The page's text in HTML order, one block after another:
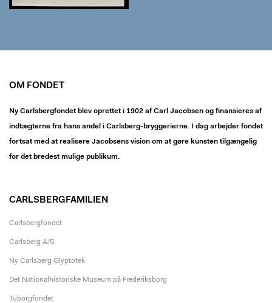
OM FONDET
Ny Carlsbergfondet blev oprettet i 1902 af Carl Jacobsen og finansieres af
indtægterne fra hans andel i Carlsberg-bryggerierne. I dag arbejder fondet
fortsat med at realisere Jacobsens vision om at gøre kunsten tilgængelig
for det bredest mulige publikum.
CARLSBERGFAMILIEN
Carlsbergfondet
Carlsberg A/S
Ny Carlsberg Glyptotek
Det Nationalhistoriske Museum på Frederiksborg
Tuborgfondet